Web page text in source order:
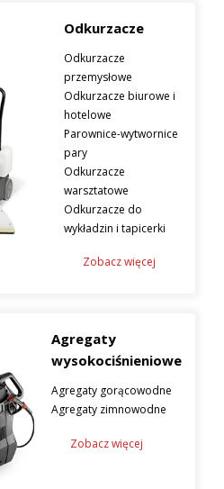
Odkurzacze
Odkurzacze
przemysłowe
Odkurzacze biurowe i
hotelowe
Parownice-wytwornice
pary
Odkurzacze
warsztatowe
Odkurzacze do
wykładzin i tapicerki
Zobacz więcej
Agregaty
wysokociśnieniowe
Agregaty gorącowodne
Agregaty zimnowodne
Zobacz więcej